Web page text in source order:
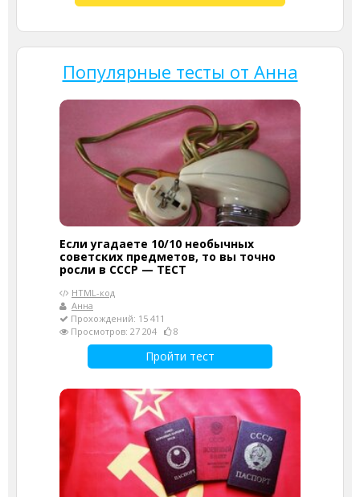
Популярные тесты от Анна
Если угадаете 10/10 необычных
советских предметов, то вы точно
росли в СССР — ТЕСТ
HTML-код
Анна
Прохождений: 15 411
Просмотров: 27 204
8
Пройти тест